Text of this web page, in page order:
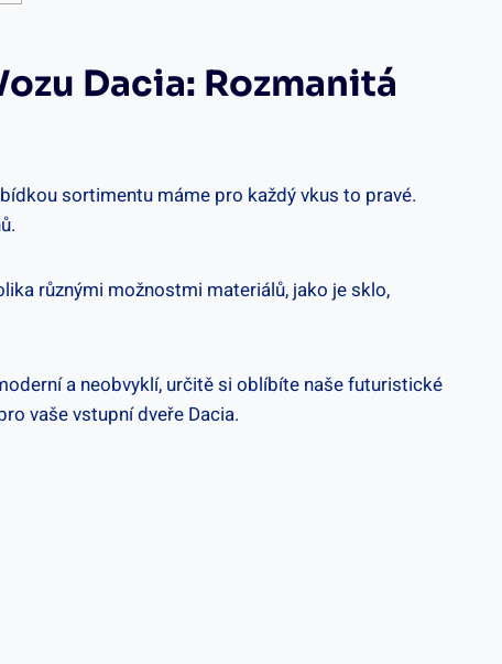
Dacia: Rozmanitá
sortimentu máme pro každý vkus to pravé.
různými možnostmi materiálů, jako je sklo,
a neobvyklí, určitě si oblíbíte naše futuristické
vaše vstupní dveře Dacia.